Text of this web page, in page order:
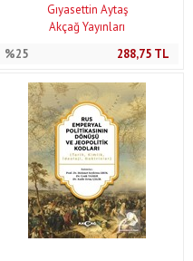
Gıyasettin Aytaş
Akçağ Yayınları
%25
288,75 TL